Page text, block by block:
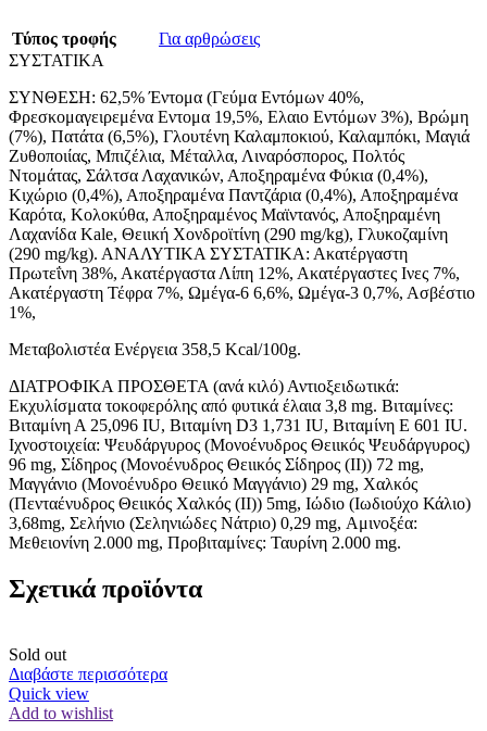
Τύπος τροφής
Για αρθρώσεις
ΣΥΣΤΑΤΙΚΑ
ΣΥΝΘΕΣΗ: 62,5% Έντομα (Γεύμα Εντόμων 40%,
Φρεσκομαγειρεμένα Εντομα 19,5%, Ελαιο Εντόμων 3%), Βρώμη
(7%), Πατάτα (6,5%), Γλουτένη Καλαμποκιού, Καλαμπόκι, Μαγιά
Ζυθοποιίας, Μπιζέλια, Μέταλλα, Λιναρόσπορος, Πολτός
Ντομάτας, Σάλτσα Λαχανικών, Αποξηραμένα Φύκια (0,4%),
Κιχώριο (0,4%), Αποξηραμένα Παντζάρια (0,4%), Αποξηραμένα
Καρότα, Κολοκύθα, Αποξηραμένος Μαϊντανός, Αποξηραμένη
Λαχανίδα Kale, Θειική Χονδροϊτίνη (290 mg/kg), Γλυκοζαμίνη
(290 mg/kg). ΑΝΑΛΥΤΙΚΑ ΣΥΣΤΑΤΙΚΑ: Ακατέργαστη
Πρωτεΐνη 38%, Ακατέργαστα Λίπη 12%, Ακατέργαστες Ινες 7%,
Ακατέργαστη Τέφρα 7%, Ωμέγα-6 6,6%, Ωμέγα-3 0,7%, Ασβέστιο
1%,
Μεταβολιστέα Ενέργεια 358,5 Kcal/100g.
ΔΙΑΤΡΟΦΙΚΑ ΠΡΟΣΘΕΤΑ (ανά κιλό) Αντιοξειδωτικά:
Εκχυλίσματα τοκοφερόλης από φυτικά έλαια 3,8 mg. Βιταμίνες:
Βιταμίνη Α 25,096 IU, Βιταμίνη D3 1,731 IU, Βιταμίνη Ε 601 IU.
Ιχνοστοιχεία: Ψευδάργυρος (Μονοένυδρος Θειικός Ψευδάργυρος)
96 mg, Σίδηρος (Μονοένυδρος Θειικός Σίδηρος (II)) 72 mg,
Μαγγάνιο (Μονοένυδρο Θειικό Μαγγάνιο) 29 mg, Χαλκός
(Πενταένυδρος Θειικός Χαλκός (II)) 5mg, Ιώδιο (Ιωδιούχο Κάλιο)
3,68mg, Σελήνιο (Σεληνιώδες Νάτριο) 0,29 mg, Αμινοξέα:
Μεθειονίνη 2.000 mg, Προβιταμίνες: Ταυρίνη 2.000 mg.
Σχετικά προϊόντα
Sold out
Διαβάστε περισσότερα
Quick view
Add to wishlist